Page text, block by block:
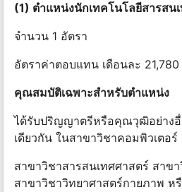
(1) ตําแหน่งนักเทคโนโลยีสารสน
จำนวน 1 อัตรา
อัตราค่าตอบแทน เดือนละ
คุณสมบัติเฉพาะสําหรับตําแหน่ง
ได้รับปริญญาตรีหรือคุณวุฒิอย่างอื่
เดียวกัน ในสาขาวิชาคอมพิวเตอร์
สาขาวิชาสารสนเทศศาสตร์ สา
สาขาวิชาวิทยาศาสตร์กายภาพ ห